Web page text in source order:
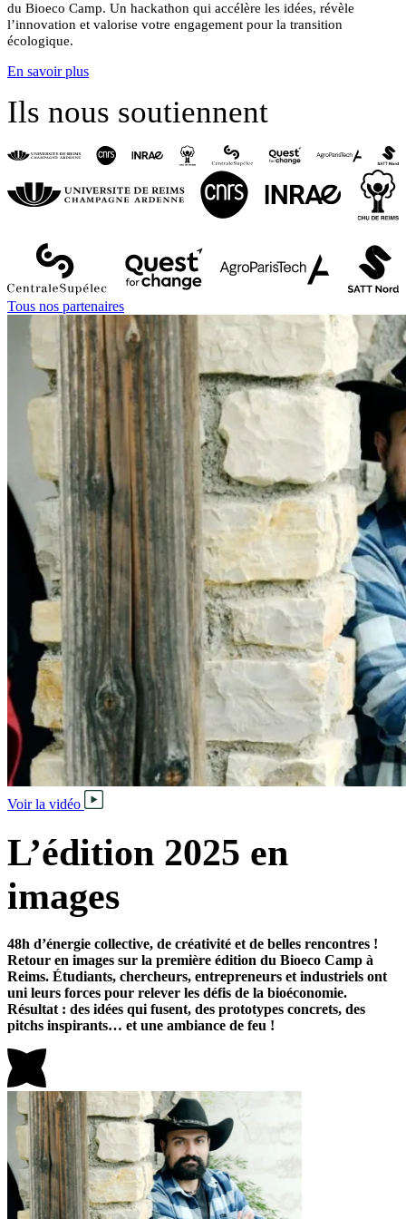
du Bioeco Camp. Un hackathon qui accélère les idées, révèle
l’innovation et valorise votre engagement pour la transition
écologique.
En savoir plus
Ils nous soutiennent
Tous nos partenaires
Voir la vidéo
L’édition 2025 en
images
48h d’énergie collective, de créativité et de belles rencontres !
Retour en images sur la première édition du Bioeco Camp à
Reims. Étudiants, chercheurs, entrepreneurs et industriels ont
uni leurs forces pour relever les défis de la bioéconomie.
Résultat : des idées qui fusent, des prototypes concrets, des
pitchs inspirants… et une ambiance de feu !